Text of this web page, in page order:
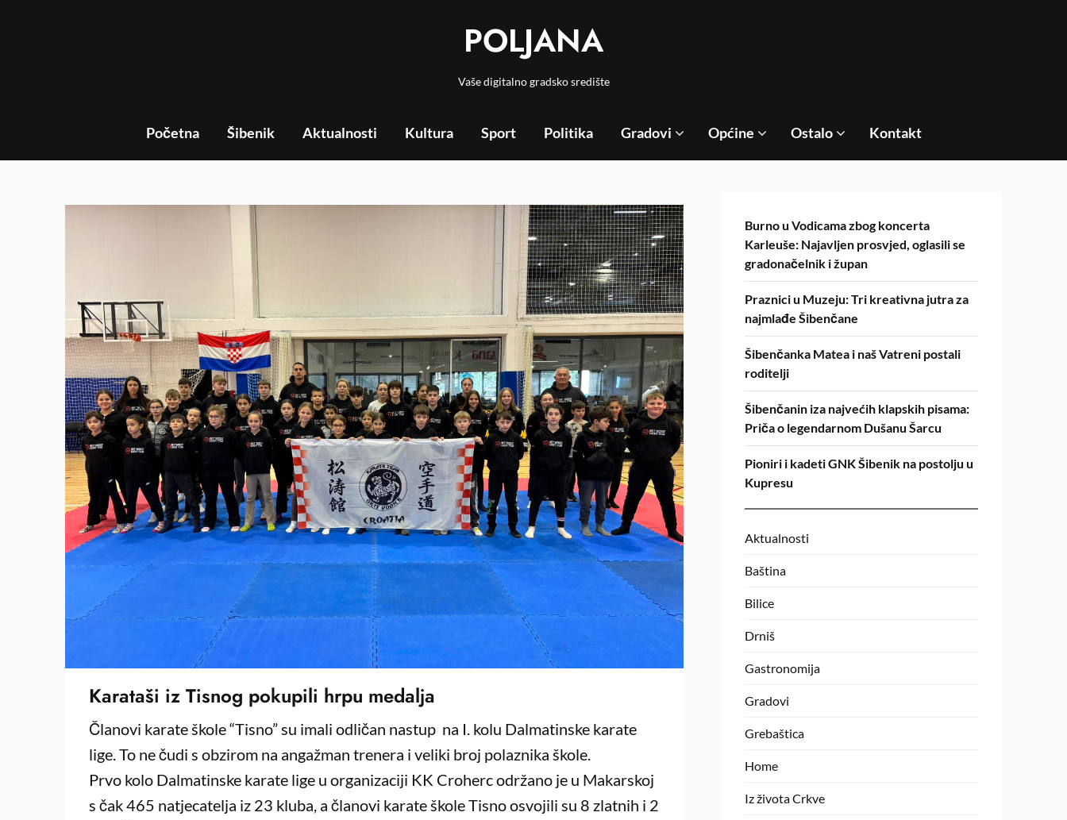
POLJANA
Vaše digitalno gradsko središte
Početna Šibenik Aktualnosti Kultura Sport Politika Gradovi Općine Ostalo Kontakt
Karataši iz Tisnog pokupili hrpu medalja
Članovi karate škole “Tisno” su imali odličan nastup na I. kolu Dalmatinske karate
lige. To ne čudi s obzirom na angažman trenera i veliki broj polaznika škole.
Prvo kolo Dalmatinske karate lige u organizaciji KK Croherc održano je u Makarskoj
s čak 465 natjecatelja iz 23 kluba, a članovi karate škole Tisno osvojili su 8 zlatnih i 2
Burno u Vodicama zbog koncerta
Karleuše: Najavljen prosvjed, oglasili se
gradonačelnik i župan
Praznici u Muzeju: Tri kreativna jutra za
najmlađe Šibenčane
Šibenčanka Matea i naš Vatreni postali
roditelji
Šibenčanin iza najvećih klapskih pisama:
Priča o legendarnom Dušanu Šarcu
Pioniri i kadeti GNK Šibenik na postolju u
Kupresu
Aktualnosti
Baština
Bilice
Drniš
Gastronomija
Gradovi
Grebaštica
Home
Iz života Crkve